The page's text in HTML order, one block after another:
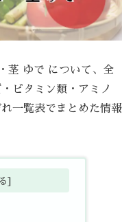
茎 ゆで について、全
ビタミン類・アミノ
一覧表でまとめた情報